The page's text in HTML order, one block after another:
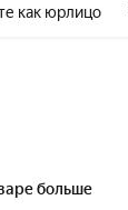
как юрлицо
больше